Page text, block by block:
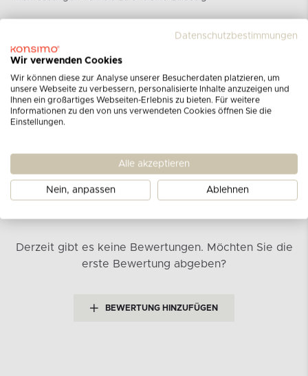
VELVET Collection
Kundenbewertungen
für das Produkt Vorhang mit Ösen
Derzeit gibt es keine Bewertungen. Möchten Sie die
erste Bewertung abgeben?
BEWERTUNG HINZUFÜGEN
Datenschutzbestimmungen
Wir verwenden Cookies
Wir können diese zur Analyse unserer Besucherdaten platzieren, um
unsere Webseite zu verbessern, personalisierte Inhalte anzuzeigen und
Ihnen ein großartiges Webseiten-Erlebnis zu bieten. Für weitere
Informationen zu den von uns verwendeten Cookies öffnen Sie die
Einstellungen.
Alle akzeptieren
Nein, anpassen Ablehnen